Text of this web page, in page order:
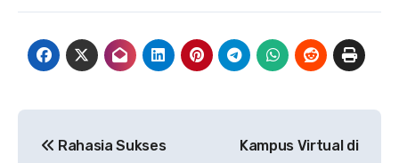
Rahasia Sukses Kampus Virtual di